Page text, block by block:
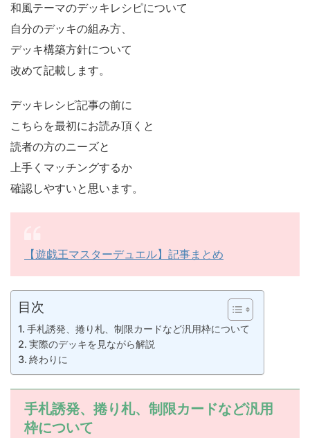
和風テーマのデッキレシピについて
自分のデッキの組み方、
デッキ構築方針について
改めて記載します。
デッキレシピ記事の前に
こちらを最初にお読み頂くと
読者の方のニーズと
上手くマッチングするか
確認しやすいと思います。
【遊戯王マスターデュエル】記事まとめ
目次
手札誘発、捲り札、制限カードなど汎用枠について
実際のデッキを見ながら解説
終わりに
手札誘発、捲り札、制限カードなど汎用
枠について